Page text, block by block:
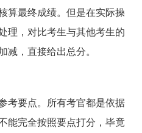
算最终成绩。但是在实际操
理，对比考生与其他考生的
，直接给出总分。
考要点。所有考官都是依据
能完全按照要点打分，毕竟